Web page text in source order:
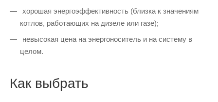
хорошая энергоэффективность (близка к значениям
котлов, работающих на дизеле или газе);
невысокая цена на энергоноситель и на систему в
целом.
Как выбрать